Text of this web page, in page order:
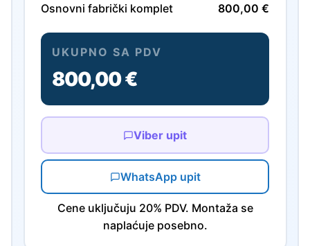
Osnovni fabrički komplet 800,00 €
UKUPNO SA PDV
800,00 €
Viber upit
WhatsApp upit
Cene uključuju 20% PDV. Montaža se
naplaćuje posebno.